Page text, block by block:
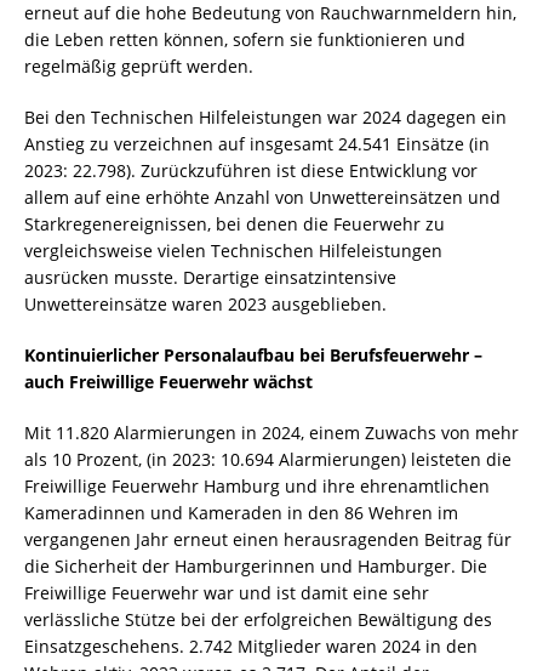
erneut auf die hohe Bedeutung von Rauchwarnmeldern hin,
die Leben retten können, sofern sie funktionieren und
regelmäßig geprüft werden.
Bei den Technischen Hilfeleistungen war 2024 dagegen ein
Anstieg zu verzeichnen auf insgesamt 24.541 Einsätze (in
2023: 22.798). Zurückzuführen ist diese Entwicklung vor
allem auf eine erhöhte Anzahl von Unwettereinsätzen und
Starkregenereignissen, bei denen die Feuerwehr zu
vergleichsweise vielen Technischen Hilfeleistungen
ausrücken musste. Derartige einsatzintensive
Unwettereinsätze waren 2023 ausgeblieben.
Kontinuierlicher Personalaufbau bei Berufsfeuerwehr –
auch Freiwillige Feuerwehr wächst
Mit 11.820 Alarmierungen in 2024, einem Zuwachs von mehr
als 10 Prozent, (in 2023: 10.694 Alarmierungen) leisteten die
Freiwillige Feuerwehr Hamburg und ihre ehrenamtlichen
Kameradinnen und Kameraden in den 86 Wehren im
vergangenen Jahr erneut einen herausragenden Beitrag für
die Sicherheit der Hamburgerinnen und Hamburger. Die
Freiwillige Feuerwehr war und ist damit eine sehr
verlässliche Stütze bei der erfolgreichen Bewältigung des
Einsatzgeschehens. 2.742 Mitglieder waren 2024 in den